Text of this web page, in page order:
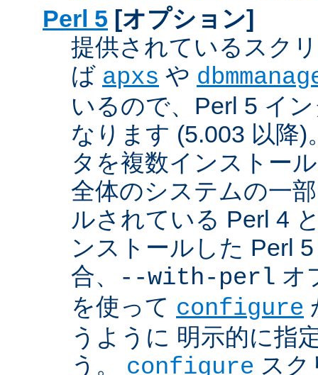
Perl 5 [オプション]
提供されているスク
ば apxs や
いるので、Perl 5 イ
なります (5.003 以降
タを複数インストー
全体のシステムの一
ルされている Perl 4
ンストールした Perl
合、
--with-perl オ
を使って configure
うように 明示的に指
う。 configure スク